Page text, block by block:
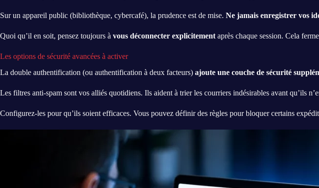
Sur un appareil public (bibliothèque, cybercafé), la prudence est de mise. Ne jamais enregistrer vos
Quoi qu’il en soit, pensez toujours à vous déconnecter explicitement après chaque session. Cela
Les options de sécurité avancées à activer
La double authentification (ou authentification à deux facteurs) ajoute une couche de sécurité
Les filtres anti-spam sont vos alliés quotidiens. Ils aident à trier les courriers indésirables avant qu’ils
Configurez-les pour qu’ils soient efficaces. Vous pouvez définir des règles pour bloquer certains